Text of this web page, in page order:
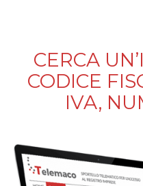
CERCA
CODICE
IVA,